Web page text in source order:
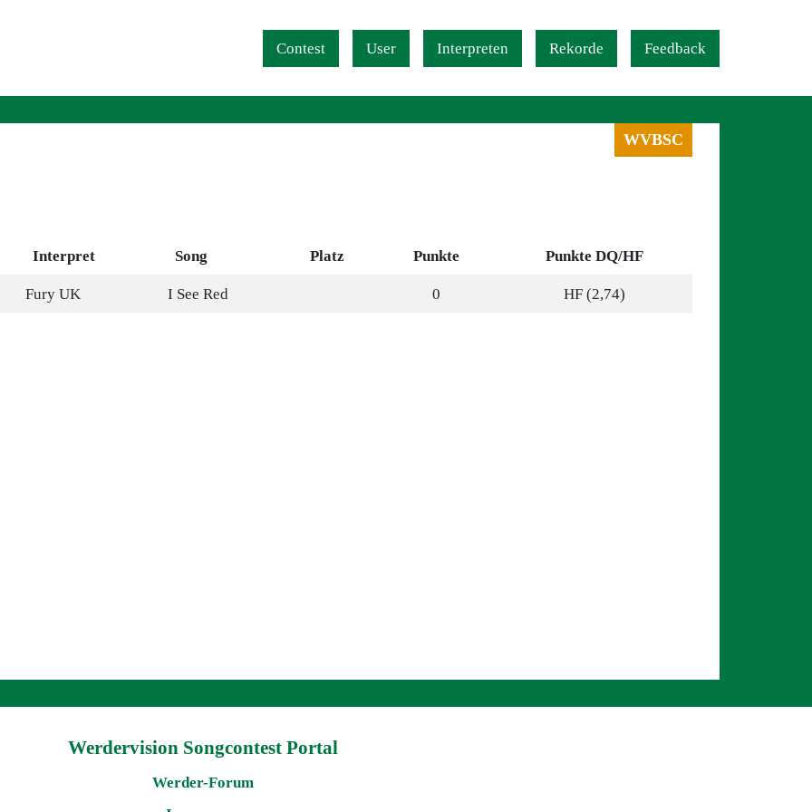
Contest
User Interpreten Rekorde Feedback
WVBSC
Interpret Song Platz Punkte Punkte DQ/HF
Fury UK I See Red 0 HF (2,74)
Werdervision Songcontest Portal
Werder-Forum